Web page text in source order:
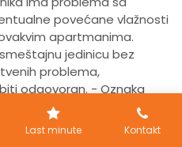
povećane vlažnosti
apartmanima.
jedinicu bez
problema,
odgovoran. - Oznaka
jedinica (uglavnom u
biti i na bilo kom spratu),
Last minute Kontakt